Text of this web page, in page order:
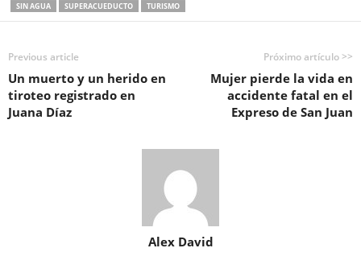
SIN AGUA
SUPERACUEDUCTO TURISMO
Previous article
Un muerto y un herido en
tiroteo registrado en
Juana Díaz
Próximo artículo >>
Mujer pierde la vida en
accidente fatal en el
Expreso de San Juan
Alex David